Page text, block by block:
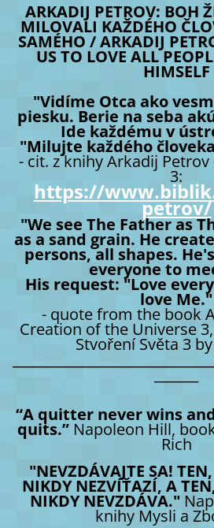
ARKADIJ PETROV: BOH
MILOVALI KAŽDÉHO
SAMÉHO / ARKADIJ
US TO LOVE ALL
HIMSELF
"Vidíme Otca ako
piesku. Berie na seba
Ide každému v
"Milujte každého
- cit. z knihy Arkadij Petrov
3:
https://
petrov/
"We see The Father as
as a sand grain. He
persons, all shapes.
everyone to
His request: "Love
love Me."
- quote from the book
Creation of the Universe
Stvoření Světa 3
_______
“A quitter never wins
quits.”Napoleon Hill,
Rich
"NEVZDÁVAJTE SA!
NIKDY NEZVÍŤAZÍ, A
NIKDY NEVZDÁVA."
knihy Mysli a